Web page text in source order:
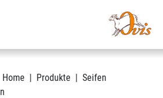
Home Produkte
Seifen